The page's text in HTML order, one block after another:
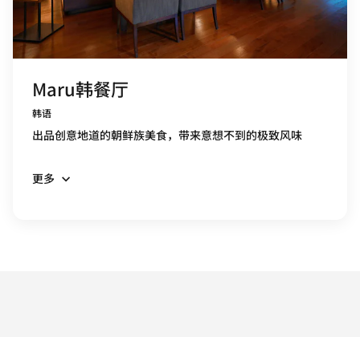
Maru韩餐厅
韩语
出品创意地道的朝鲜族美食，带来意想不到的极致风味
更多